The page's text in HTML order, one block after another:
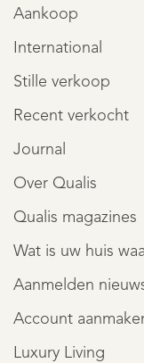
Aankoop
International
Stille verkoop
Recent verkocht
Journal
Over Qualis
Qualis magazines
Wat is uw huis
Aanmelden
Account
Luxury Living